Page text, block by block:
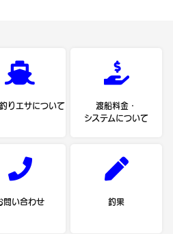
りエサについて
渡船料金・
システムについて
問い合わせ 釣果